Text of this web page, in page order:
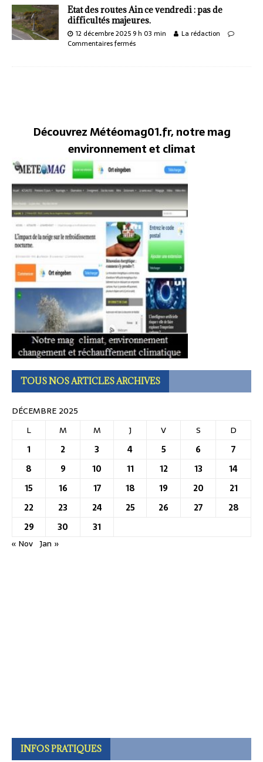
Etat des routes Ain ce vendredi : pas de
difficultés majeures.
12 décembre 2025 9 h 03 min
La rédaction
Commentaires fermés
Découvrez Météomag01.fr, notre mag
environnement et climat
TOUS NOS ARTICLES ARCHIVES
DÉCEMBRE 2025
L
M M J V S
D
1
2 3 4 5 6
7
8
9 10 11 12 13
14
15
16 17 18 19 20
21
22
23 24 25 26 27
28
29
30
31
« Nov Jan »
INFOS PRATIQUES